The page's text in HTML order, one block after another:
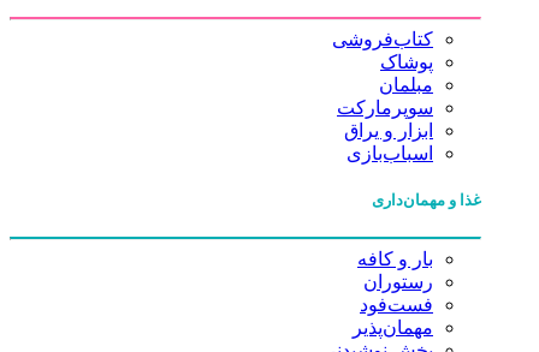
کتاب‌فروشی
پوشاک
مبلمان
سوپرمارکت
ابزار و یراق
اسباب‌بازی
غذا و مهمان‌داری
بار و کافه
رستوران
فست‌فود
مهمان‌پذیر